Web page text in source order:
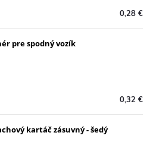
0,28 €
pre spodný vozík
0,32 €
kartáč zásuvný - šedý